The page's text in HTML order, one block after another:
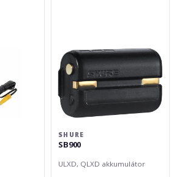
SHURE
SB900
ULXD, QLXD akkumulátor